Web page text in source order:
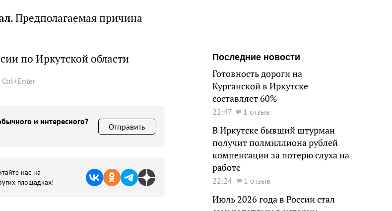
. Предполагаемая причина
по Иркутской области
Ctrl+Enter
и интересного?
Отправить
нас на
площадках!
Последние новости
Готовность дороги на
Курганской в Иркутске
составляет 60%
22:47 1 отзыв
В Иркутске бывший штурман
получит полмиллиона рублей
компенсации за потерю слуха на
работе
22:24 1 отзыв
Июль 2026 года в России стал